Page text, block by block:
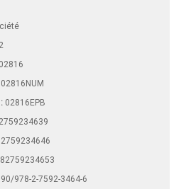
02816
02816NUM
02816EPB
978-2-7592-3464-6